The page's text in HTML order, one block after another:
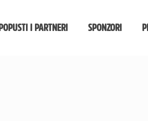
POPUSTI I PARTNERI SPONZORI